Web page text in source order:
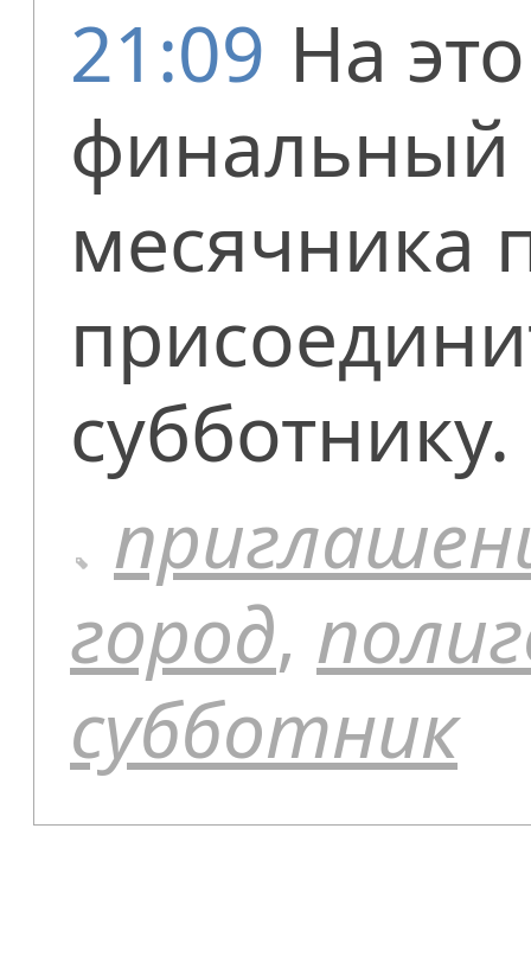
21:09 На
финальный
месячника
субботнику.
город,
субботник